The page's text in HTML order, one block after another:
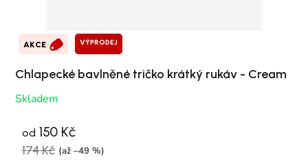
AKCE VÝPRODEJ
Chlapecké bavlněné tričko krátký rukáv - Cream
Skladem
od 150 Kč
174 Kč (až –49 %)